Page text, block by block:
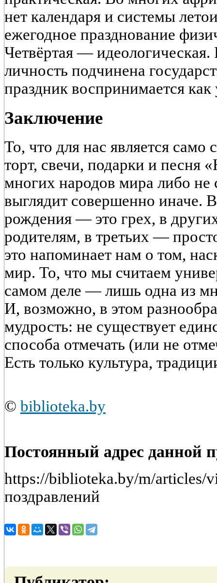
нет календаря и системы
ежегодное празднование
Четвёртая —
личность подчинена
праздник воспринимается как
Заключение
То, что для нас является
торт, свечи, подарки и песня
многих народов мира либо не
выглядит совершенно иначе.
рождения — это грех, в
родителям, в третьих —
это напоминает нам о том,
мир. То, что мы считаем
самом деле — лишь одна из
И, возможно, в этом
мудрость: не существует
способа отмечать (или не
Есть только культура,
© biblioteka.by
Постоянный адрес данной
https://biblioteka.by/m/articles/
поздравлений